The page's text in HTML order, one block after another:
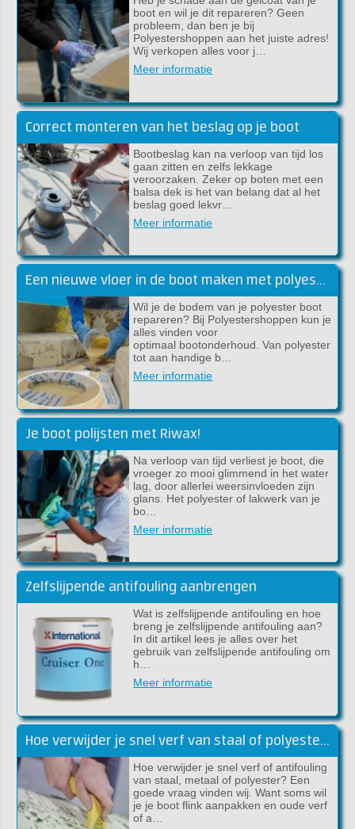
boot en wil je dit repareren? Geen
probleem, dan ben je bij
Polyestershoppen aan het juiste adres!
Wij verkopen alles voor j…
Meer informatie
Correct monteren van het beslag op je boot
Bootbeslag kan na verloop van tijd los
gaan zitten en zelfs lekkage
veroorzaken. Zeker op boten met een
balsa dek is het van belang dat al het
beslag goed lekvr…
Meer informatie
Een nieuwe vloer in de boot maken met polyester
Wil je de bodem van je polyester boot
repareren? Bij Polyestershoppen kun je
alles vinden voor
optimaal bootonderhoud. Van polyester
tot aan handige b…
Meer informatie
Je boot polijsten met Riwax!
Na verloop van tijd verliest je boot, die
vroeger zo mooi glimmend in het water
lag, door allerlei weersinvloeden zijn
glans. Het polyester of lakwerk van je
bo…
Meer informatie
Zelfslijpende antifouling aanbrengen
Wat is zelfslijpende antifouling en hoe
breng je zelfslijpende antifouling aan?
In dit artikel lees je alles over het
gebruik van zelfslijpende antifouling om
h…
Meer informatie
Hoe verwijder je snel verf van staal of polyester?
Hoe verwijder je snel verf of antifouling
van staal, metaal of polyester? Een
goede vraag vinden wij. Want soms wil
je je boot flink aanpakken en oude verf
of a…